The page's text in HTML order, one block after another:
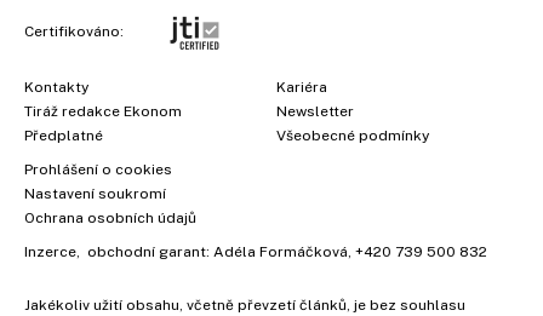
Certifikováno:
Kontakty
Tiráž redakce Ekonom
Předplatné
Kariéra
Newsletter
Všeobecné podmínky
Prohlášení o cookies
Nastavení soukromí
Ochrana osobních údajů
Inzerce , obchodní garant: Adéla Formáčková +420 739 500 832
Jakékoliv užití obsahu, včetně převzetí článků, je bez souhlasu